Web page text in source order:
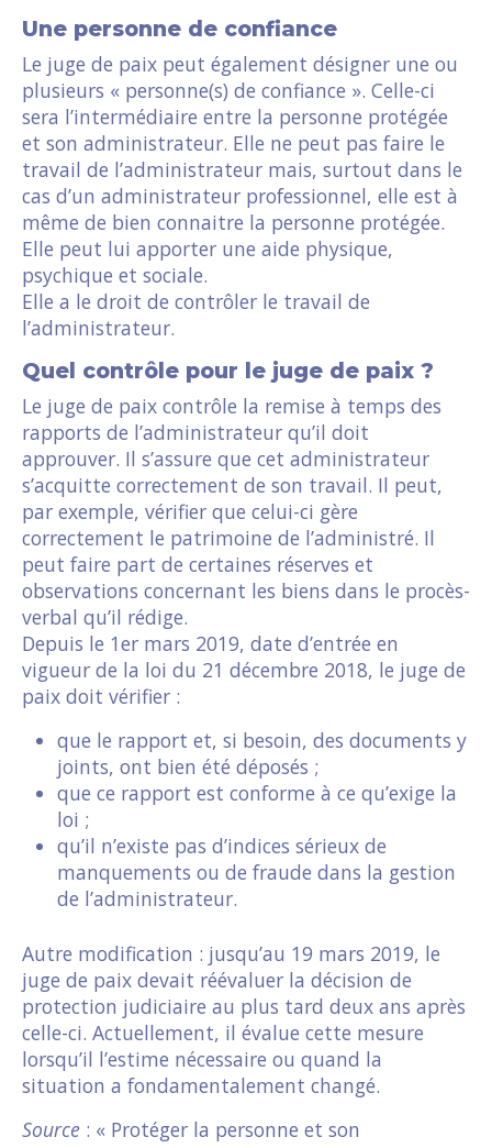
Une personne de confiance
Le juge de paix peut également désigner une ou
plusieurs « personne(s) de confiance ». Celle-ci
sera l’intermédiaire entre la personne protégée
et son administrateur. Elle ne peut pas faire le
travail de l’administrateur mais, surtout dans le
cas d’un administrateur professionnel, elle est à
même de bien connaitre la personne protégée.
Elle peut lui apporter une aide physique,
psychique et sociale.
Elle a le droit de contrôler le travail de
l’administrateur.
Quel contrôle pour le juge de paix ?
Le juge de paix contrôle la remise à temps des
rapports de l’administrateur qu’il doit
approuver. Il s’assure que cet administrateur
s’acquitte correctement de son travail. Il peut,
par exemple, vérifier que celui-ci gère
correctement le patrimoine de l’administré. Il
peut faire part de certaines réserves et
observations concernant les biens dans le procès-
verbal qu’il rédige.
Depuis le 1er mars 2019, date d’entrée en
vigueur de la loi du 21 décembre 2018, le juge de
paix doit vérifier :
que le rapport et, si besoin, des documents y
joints, ont bien été déposés ;
que ce rapport est conforme à ce qu’exige la
loi ;
qu’il n’existe pas d’indices sérieux de
manquements ou de fraude dans la gestion
de l’administrateur.
Autre modification : jusqu’au 19 mars 2019, le
juge de paix devait réévaluer la décision de
protection judiciaire au plus tard deux ans après
celle-ci. Actuellement, il évalue cette mesure
lorsqu’il l’estime nécessaire ou quand la
situation a fondamentalement changé.
Source : « Protéger la personne et son